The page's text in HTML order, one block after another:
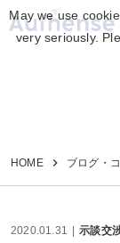
HOME ブログ・
2020.01.31 示談交
May we use
very seriously.